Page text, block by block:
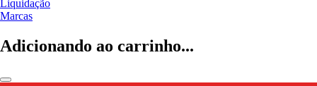
Liquidação
Marcas
Adicionando ao carrinho...